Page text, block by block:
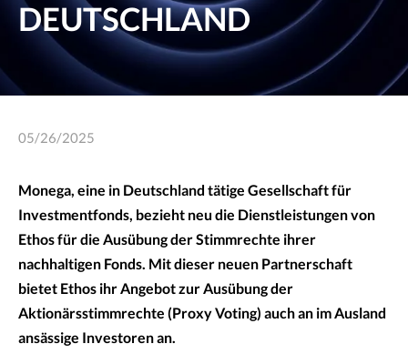
DEUTSCHLAND
05/26/2025
Monega, eine in Deutschland tätige Gesellschaft für
Investmentfonds, bezieht neu die Dienstleistungen von
Ethos für die Ausübung der Stimmrechte ihrer
nachhaltigen Fonds. Mit dieser neuen Partnerschaft
bietet Ethos ihr Angebot zur Ausübung der
Aktionärsstimmrechte (Proxy Voting) auch an im Ausland
ansässige Investoren an.